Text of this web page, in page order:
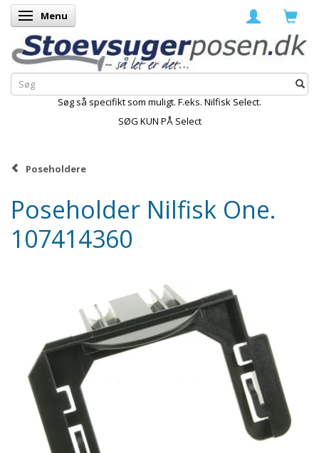
Skifte navigation
Menu
Søg så specifikt som muligt. F.eks. Nilfisk Select.
SØG KUN PÅ Select
Poseholdere
Poseholder Nilfisk One.
107414360